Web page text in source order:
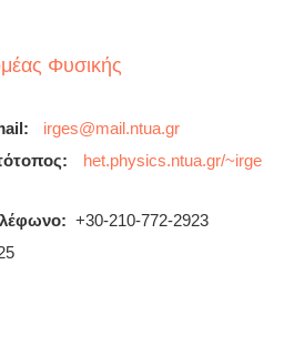
Φυσικής
het.physics.ntua.gr/~irge
+30-210-772-2923